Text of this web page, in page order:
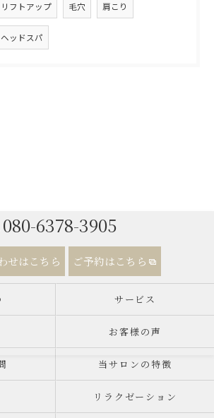
リフトアップ 毛穴 肩こり
ヘッドスパ
080-6378-3905
せはこちら ご予約はこちら
サービス
お客様の声
当サロンの特徴
リラクゼーション